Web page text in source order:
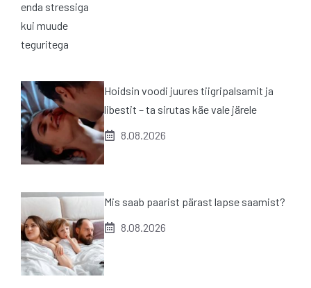
Hoidsin voodi juures tiigripalsamit ja
libestit – ta sirutas käe vale järele
8.08.2026
Mis saab paarist pärast lapse saamist?
8.08.2026